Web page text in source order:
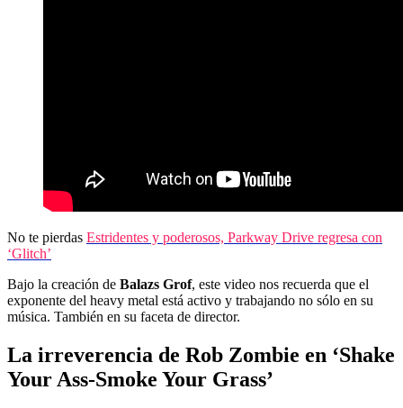
No te pierdas Estridentes y poderosos, Parkway Drive regresa con
‘Glitch’
Bajo la creación de Balazs Grof, este video nos recuerda que el
exponente del heavy metal está activo y trabajando no sólo en su
música. También en su faceta de director.
La irreverencia de Rob Zombie en ‘Shake
Your Ass-Smoke Your Grass’